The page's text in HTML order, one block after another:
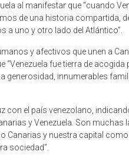
al manifestar que “cuando
de una historia compartida,
uno y otro lado del Atlántico”.
y afectivos que unen a
fue tierra de
generosidad, innumerables
el país venezolano,
y Venezuela. Son
Canarias y nuestra capital
sociedad”.